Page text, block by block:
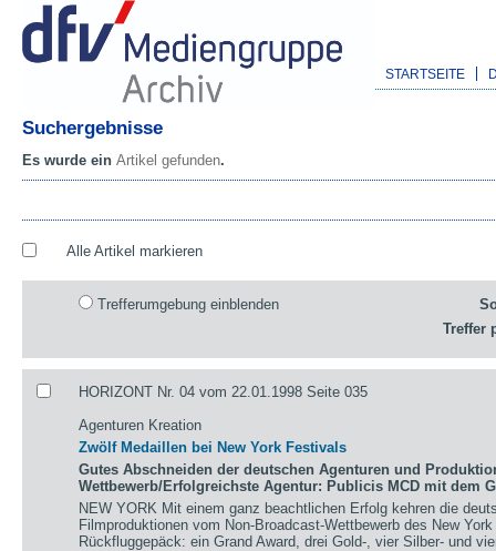
STARTSEITE
Suchergebnisse
Es wurde ein Artikel gefunden.
Alle Artikel markieren
Trefferumgebung einblenden
Treffer
HORIZONT Nr. 04 vom 22.01.1998 Seite 035
Agenturen Kreation
Zwölf Medaillen bei New York Festivals
Gutes Abschneiden der deutschen Agenturen und
Wettbewerb/Erfolgreichste Agentur: Publicis MCD mit dem
NEW YORK Mit einem ganz beachtlichen Erfolg kehren die
Filmproduktionen vom Non-Broadcast-Wettbewerb des New
Rückfluggepäck: ein Grand Award, drei Gold-, vier Silber- und